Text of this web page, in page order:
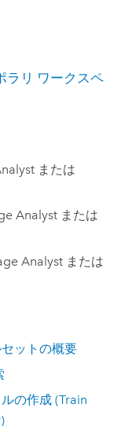
ラリ ワークスペ
または
Analyst または
Analyst または
ットの概要
の作成 (Train